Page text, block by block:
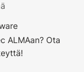
ALMAan? Ota